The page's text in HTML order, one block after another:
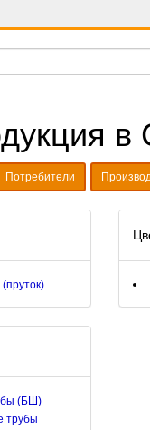
в
Потребители
(БШ)
трубы